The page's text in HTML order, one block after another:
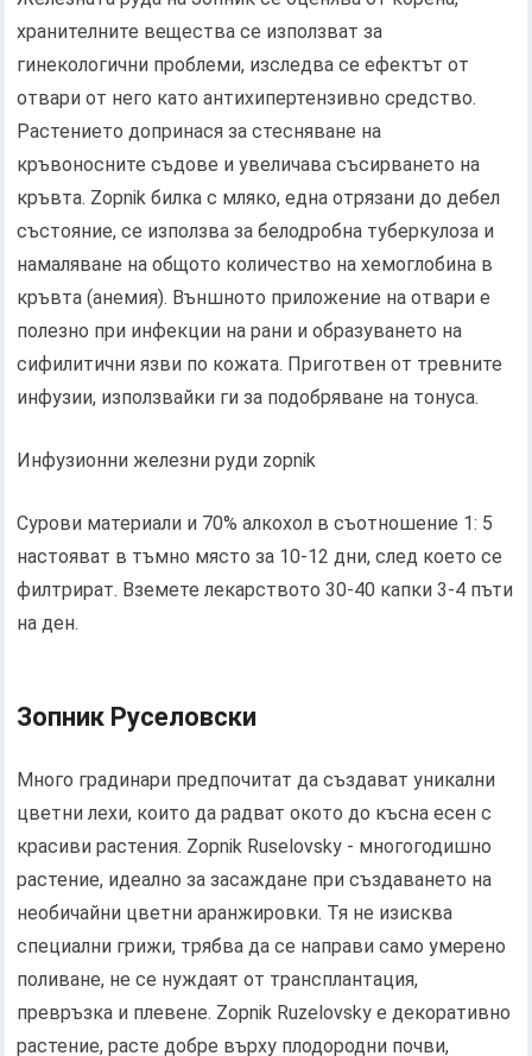
хранителните вещества се използват за
гинекологични проблеми, изследва се ефектът от
отвари от него като антихипертензивно средство.
Растението допринася за стесняване на
кръвоносните съдове и увеличава съсирването на
кръвта. Zopnik билка с мляко, една отрязани до дебел
състояние, се използва за белодробна туберкулоза и
намаляване на общото количество на хемоглобина в
кръвта (анемия). Външното приложение на отвари е
полезно при инфекции на рани и образуването на
сифилитични язви по кожата. Приготвен от тревните
инфузии, използвайки ги за подобряване на тонуса.
Инфузионни железни руди zopnik
Сурови материали и 70% алкохол в съотношение 1: 5
настояват в тъмно място за 10-12 дни, след което се
филтрират. Вземете лекарството 30-40 капки 3-4 пъти
на ден.
Зопник Руселовски
Много градинари предпочитат да създават уникални
цветни лехи, които да радват окото до късна есен с
красиви растения. Zopnik Ruselovsky - многогодишно
растение, идеално за засаждане при създаването на
необичайни цветни аранжировки. Тя не изисква
специални грижи, трябва да се направи само умерено
поливане, не се нуждаят от трансплантация,
превръзка и плевене. Zopnik Ruzelovsky е декоративно
растение, расте добре върху плодородни почви,